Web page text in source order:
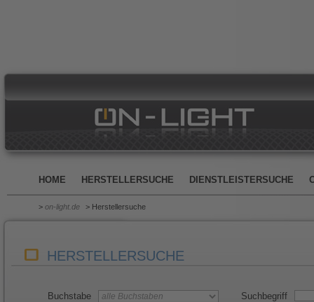
HOME HERSTELLERSUCHE DIENSTLEISTERSUCHE
> on-light.de > Herstellersuche
HERSTELLERSUCHE
Buchstabe
Suchbegriff